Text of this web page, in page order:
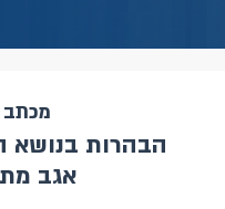
מכתב
הבהרות בנושא
אגב